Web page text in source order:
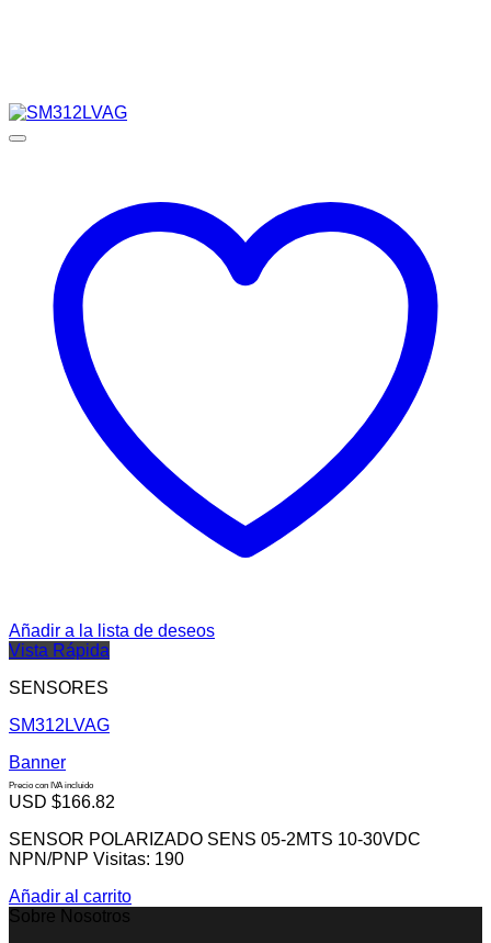
Añadir a la lista de deseos
Vista Rápida
SENSORES
SM312LVAG
Banner
Precio con IVA incluido
USD $166.82
SENSOR POLARIZADO SENS 05-2MTS 10-30VDC
NPN/PNP Visitas: 190
Añadir al carrito
Sobre Nosotros